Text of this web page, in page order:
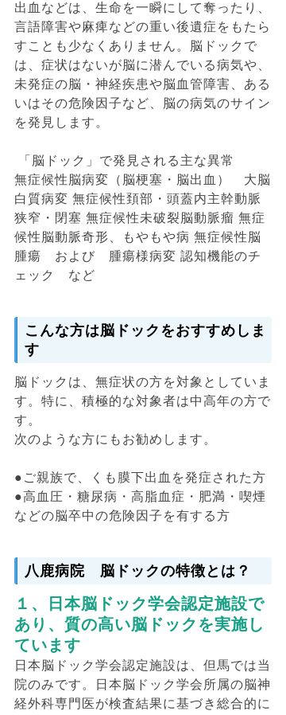
出血などは、生命を一瞬にして奪ったり、
言語障害や麻痺などの重い後遺症をもたら
すことも少なくありません。脳ドックで
は、症状はないが脳に潜んでいる病気や、
未発症の脳・神経疾患や脳血管障害、ある
いはその危険因子など、脳の病気のサイン
を発見します。
「脳ドック」で発見される主な異常
無症候性脳病変（脳梗塞・脳出血） 大脳
白質病変 無症候性頚部・頭蓋内主幹動脈
狭窄・閉塞 無症候性未破裂脳動脈瘤 無症
候性脳動脈奇形、もやもや病 無症候性脳
腫瘍 および 腫瘍様病変 認知機能のチ
ェック など
こんな方は脳ドックをおすすめしま
す
脳ドックは、無症状の方を対象としていま
す。特に、積極的な対象者は中高年の方で
す。
次のような方にもお勧めします。
●ご親族で、くも膜下出血を発症された方
●高血圧・糖尿病・高脂血症・肥満・喫煙
などの脳卒中の危険因子を有する方
八鹿病院 脳ドックの特徴とは？
１、日本脳ドック学会認定施設で
あり、質の高い脳ドックを実施し
ています
日本脳ドック学会認定施設は、但馬では当
院のみです。日本脳ドック学会所属の脳神
経外科専門医が検査結果に基づき総合的に